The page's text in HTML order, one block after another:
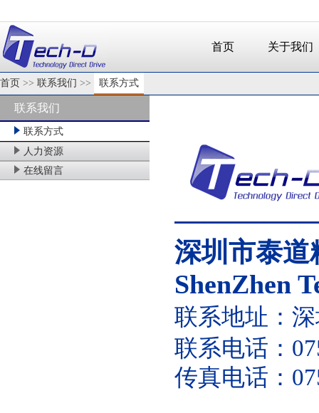
首页 关于我们
首页 >> 联系我们 >> 联系方式
联系我们
联系方式
人力资源
在线留言
深圳市泰道
ShenZhen
联系地址：
联系电话：
传真电话：